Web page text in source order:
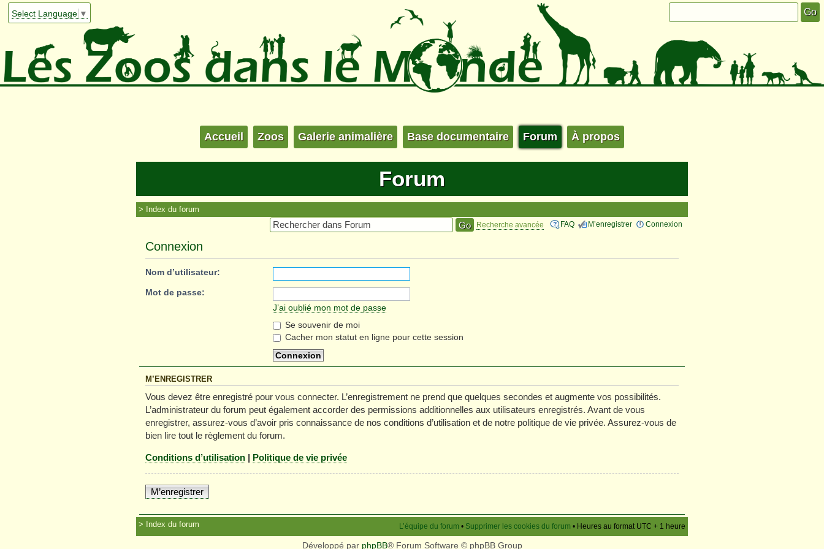
Select Language ▼
Accueil Zoos Galerie animalière Base documentaire Forum À propos
Forum
Index du forum
FAQ M’enregistrer Connexion
Recherche avancée
Connexion
Nom d’utilisateur:
Mot de passe:
J’ai oublié mon mot de passe
Se souvenir de moi
Cacher mon statut en ligne pour cette session
M’ENREGISTRER
Vous devez être enregistré pour vous connecter. L’enregistrement ne prend que quelques secondes et augmente vos possibilités.
L’administrateur du forum peut également accorder des permissions additionnelles aux utilisateurs enregistrés. Avant de vous
enregistrer, assurez-vous d’avoir pris connaissance de nos conditions d’utilisation et de notre politique de vie privée. Assurez-vous de
bien lire tout le règlement du forum.
Conditions d’utilisation | Politique de vie privée
M’enregistrer
Index du forum L’équipe du forum • Supprimer les cookies du forum • Heures au format UTC + 1 heure
Développé par phpBB® Forum Software © phpBB Group